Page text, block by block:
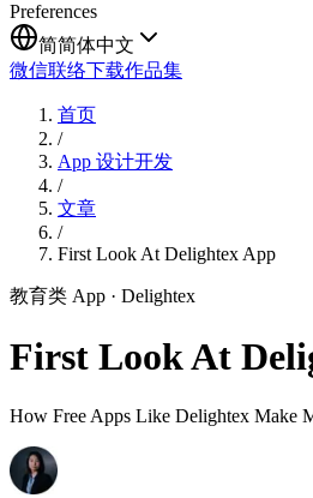
Preferences
简简体中文
微信联络下载作品集
首页
/
App 设计开发
/
文章
/
First Look At Delightex App
教育类 App · Delightex
First Look At
How Free Apps Like Delightex Make